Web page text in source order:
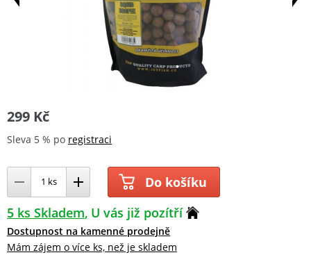
299 Kč
Sleva 5 % po registraci
Do košíku
5 ks Skladem U vás již pozítří
Dostupnost na kamenné prodejně
Mám zájem o více ks, než je skladem